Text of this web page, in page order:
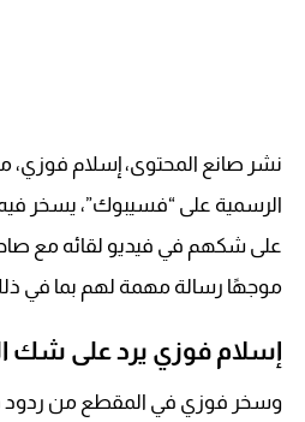
نشر صانع المحتوى، إسلام فوزي،
الرسمية على “فسيبوك”، يسخر
على شكهم في فيديو لقائه مع
موجهًا رسالة مهمة لهم بما في
إسلام فوزي يرد على شك
وسخر فوزي في المقطع من ردود